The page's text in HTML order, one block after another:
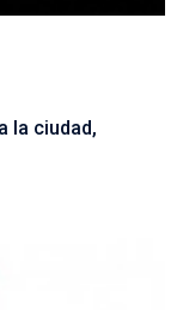
la ciudad,